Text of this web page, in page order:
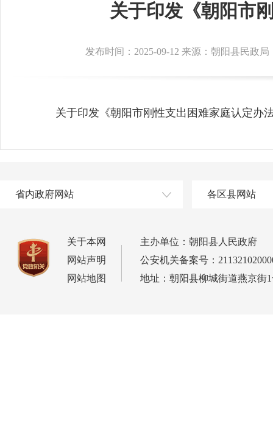
关于印发《朝阳市
发布时间：2025-09-12 来源：朝阳县民政局
关于印发《朝阳市刚性支出困难家庭认定办
省内政府网站 各区县网站
关于本网
网站声明
网站地图
主办单位：朝阳县人民政府
公安机关备案号：
地址：朝阳县柳城街道燕京街